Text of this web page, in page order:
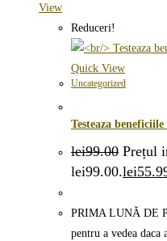
View
Reduceri!
Quick View
Uncategorized
Testeaza
lei99.00 Prețul
lei99.00.lei
PRIMA LUNĂ DE
pentru a vedea daca